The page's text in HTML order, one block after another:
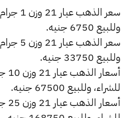
وللبيع 6750 جنيه.
وللبيع 33750 جنيه.
للشراء، وللبيع 67500 جنيه.